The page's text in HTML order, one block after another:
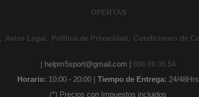
OFERTAS
Aviso Legal Política de Privacidad Condiciones de
| helpm5sport@gmail.com | 686 06 35 54
Horario: 10:00 - 20:00 | Tiempo de Entrega: 24/48Hrs
(*) Precios con Impuestos incluidos